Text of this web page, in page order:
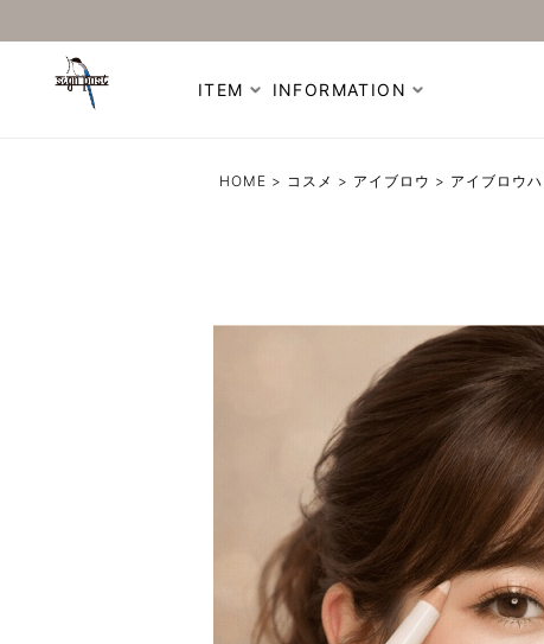
ITEM INFORMATION
HOME コスメ アイブロウ アイブロウ